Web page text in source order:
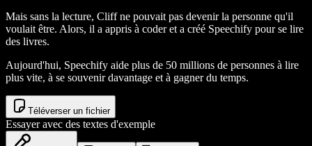
Mais sans la lecture, Cliff ne pouvait pas devenir la personne qu'il
voulait être. Alors, il a appris à coder et a créé Speechify pour se lire
des livres.
Aujourd'hui, Speechify aide plus de 50 millions de personnes à lire
plus vite, à se souvenir davantage et à gagner du temps.
Téléverser un fichier
Essayer avec des textes d'exemple